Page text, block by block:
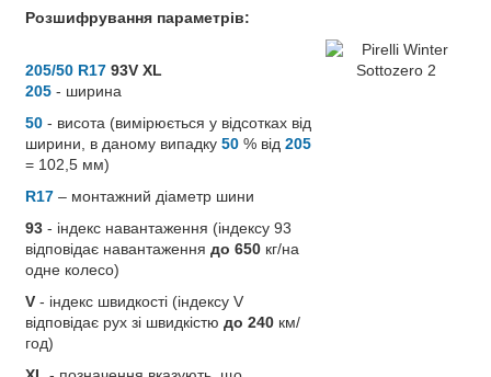
Розшифрування параметрів:
205/50 R17 93V XL
205 - ширина
50 - висота (вимірюється у відсотках від
ширини, в даному випадку 50 % від 205
= 102,5 мм)
R17 – монтажний діаметр шини
93 - індекс навантаження (індексу 93
відповідає навантаження до 650 кг/на
одне колесо)
V - індекс швидкості (індексу V
відповідає рух зі швидкістю до 240 км/
год)